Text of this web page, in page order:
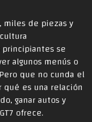
de piezas y
se
algunos menús o
que no cunda el
qué es una relación
ganar autos y
ofrece.